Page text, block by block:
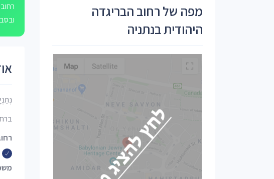
ובסביבתו כ-2,231 עסקים. רחובות סמוכים
ברחוב
מפה של רחוב הבריגדה
היהודית בנתניה